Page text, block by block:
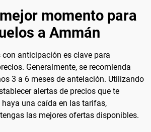
momento para
a Ammán
con anticipación es clave para
Generalmente, se recomienda
3 a 6 meses de antelación. Utilizando
alertas de precios que te
una caída en las tarifas,
las mejores ofertas disponibles.